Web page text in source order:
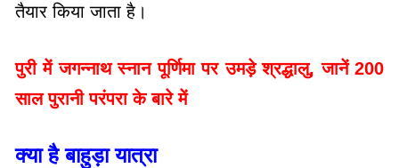
तैयार किया जाता है।
पुरी में जगन्नाथ स्नान पूर्णिमा पर उमड़े श्रद्धालु, जानें 200
साल पुरानी परंपरा के बारे में
क्या है बाहुड़ा यात्रा